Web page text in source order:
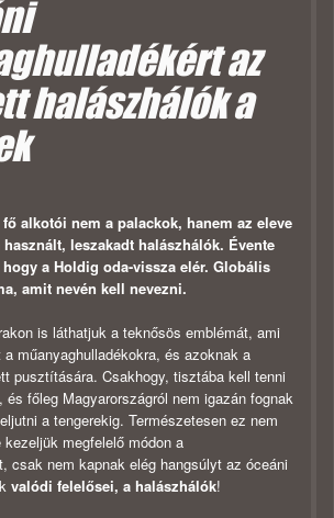
az
halászhálók a
alkotói nem a palackok, hanem az eleve
leszakadt halászhálók. Évente
a Holdig oda-vissza elér. Globális
amit nevén kell nevezni.
is láthatjuk a teknősös emblémát, ami
műanyaghulladékokra, és azoknak a
pusztítására. Csakhogy, tisztába kell tenni
és főleg Magyarországról nem igazán fognak
a tengerekig. Természetesen ez nem
megfelelő módon a
csak nem kapnak elég hangsúlyt az óceáni
valódi felelősei, a halászhálók!